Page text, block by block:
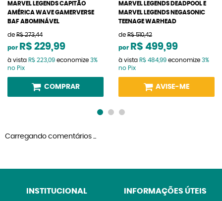
MARVEL LEGENDS CAPITÃO
AMÉRICA WAVE GAMERVERSE
BAF ABOMINÁVEL
de R$ 273,44
por R$ 229,99
à vista R$ 223,09 economize 3%
no Pix
COMPRAR
MARVEL LEGENDS DEADPOOL E
MARVEL LEGENDS NEGASONIC
TEENAGE WARHEAD
de R$ 510,42
por R$ 499,99
à vista R$ 484,99 economize 3%
no Pix
AVISE-ME
Carregando comentários ...
INSTITUCIONAL INFORMAÇÕES ÚTEIS